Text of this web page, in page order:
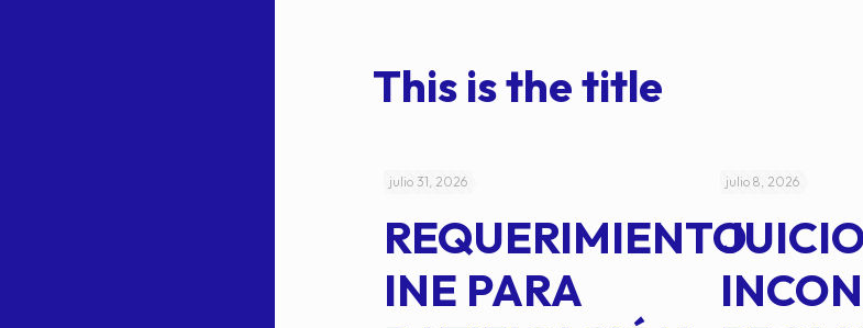
This is the title
julio 31, 2026
REQUERIMIENTO
INE PARA
julio 8, 2026